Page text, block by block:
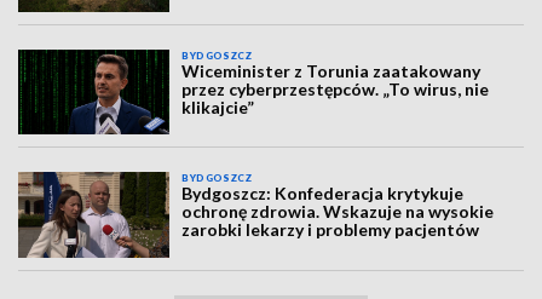
BYDGOSZCZ
Wiceminister z Torunia zaatakowany
przez cyberprzestępców. „To wirus, nie
klikajcie”
BYDGOSZCZ
Bydgoszcz: Konfederacja krytykuje
ochronę zdrowia. Wskazuje na wysokie
zarobki lekarzy i problemy pacjentów